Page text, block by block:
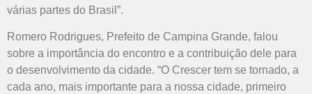
várias partes do Brasil”.
Romero Rodrigues, Prefeito de Campina Grande, falou
sobre a importância do encontro e a contribuição dele para
o desenvolvimento da cidade. “O Crescer tem se tornado, a
cada ano, mais importante para a nossa cidade, primeiro